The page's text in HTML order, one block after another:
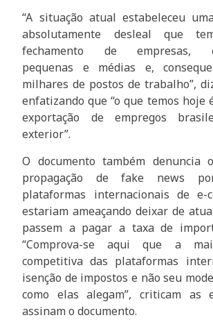
“A situação atual estabeleceu
absolutamente desleal que
fechamento de empresas,
pequenas e médias e,
milhares de postos de trabalho”,
enfatizando que “o que temos hoje
exportação de empregos
exterior”.
O documento também denuncia
propagação de fake news
plataformas internacionais de e-
estariam ameaçando deixar de
passem a pagar a taxa de
“Comprova-se aqui que a
competitiva das plataformas
isenção de impostos e não seu
como elas alegam”, criticam as
assinam o documento.